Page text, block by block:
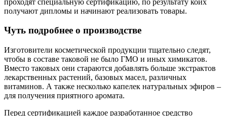
получают дипломы и начинают реализовать товары.
Чуть подробнее о производстве
Изготовители косметической продукции тщательно следят,
чтобы в составе таковой не было ГМО и иных химикатов.
Вместо таковых они стараются добавлять больше экстрактов
лекарственных растений, базовых масел, различных
витаминов. А также несколько капелек натуральных эфиров –
для получения приятного аромата.
Перед сертификацией каждое разработанное средство